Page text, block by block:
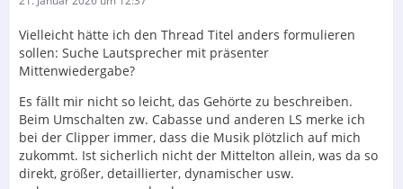
Vielleicht hätte ich den Thread Titel anders formulieren
sollen: Suche Lautsprecher mit präsenter
Mittenwiedergabe?
Es fällt mir nicht so leicht, das Gehörte zu beschreiben.
Beim Umschalten zw. Cabasse und anderen LS merke ich
bei der Clipper immer, dass die Musik plötzlich auf mich
zukommt. Ist sicherlich nicht der Mittelton allein, was da so
direkt, größer, detaillierter, dynamischer usw.